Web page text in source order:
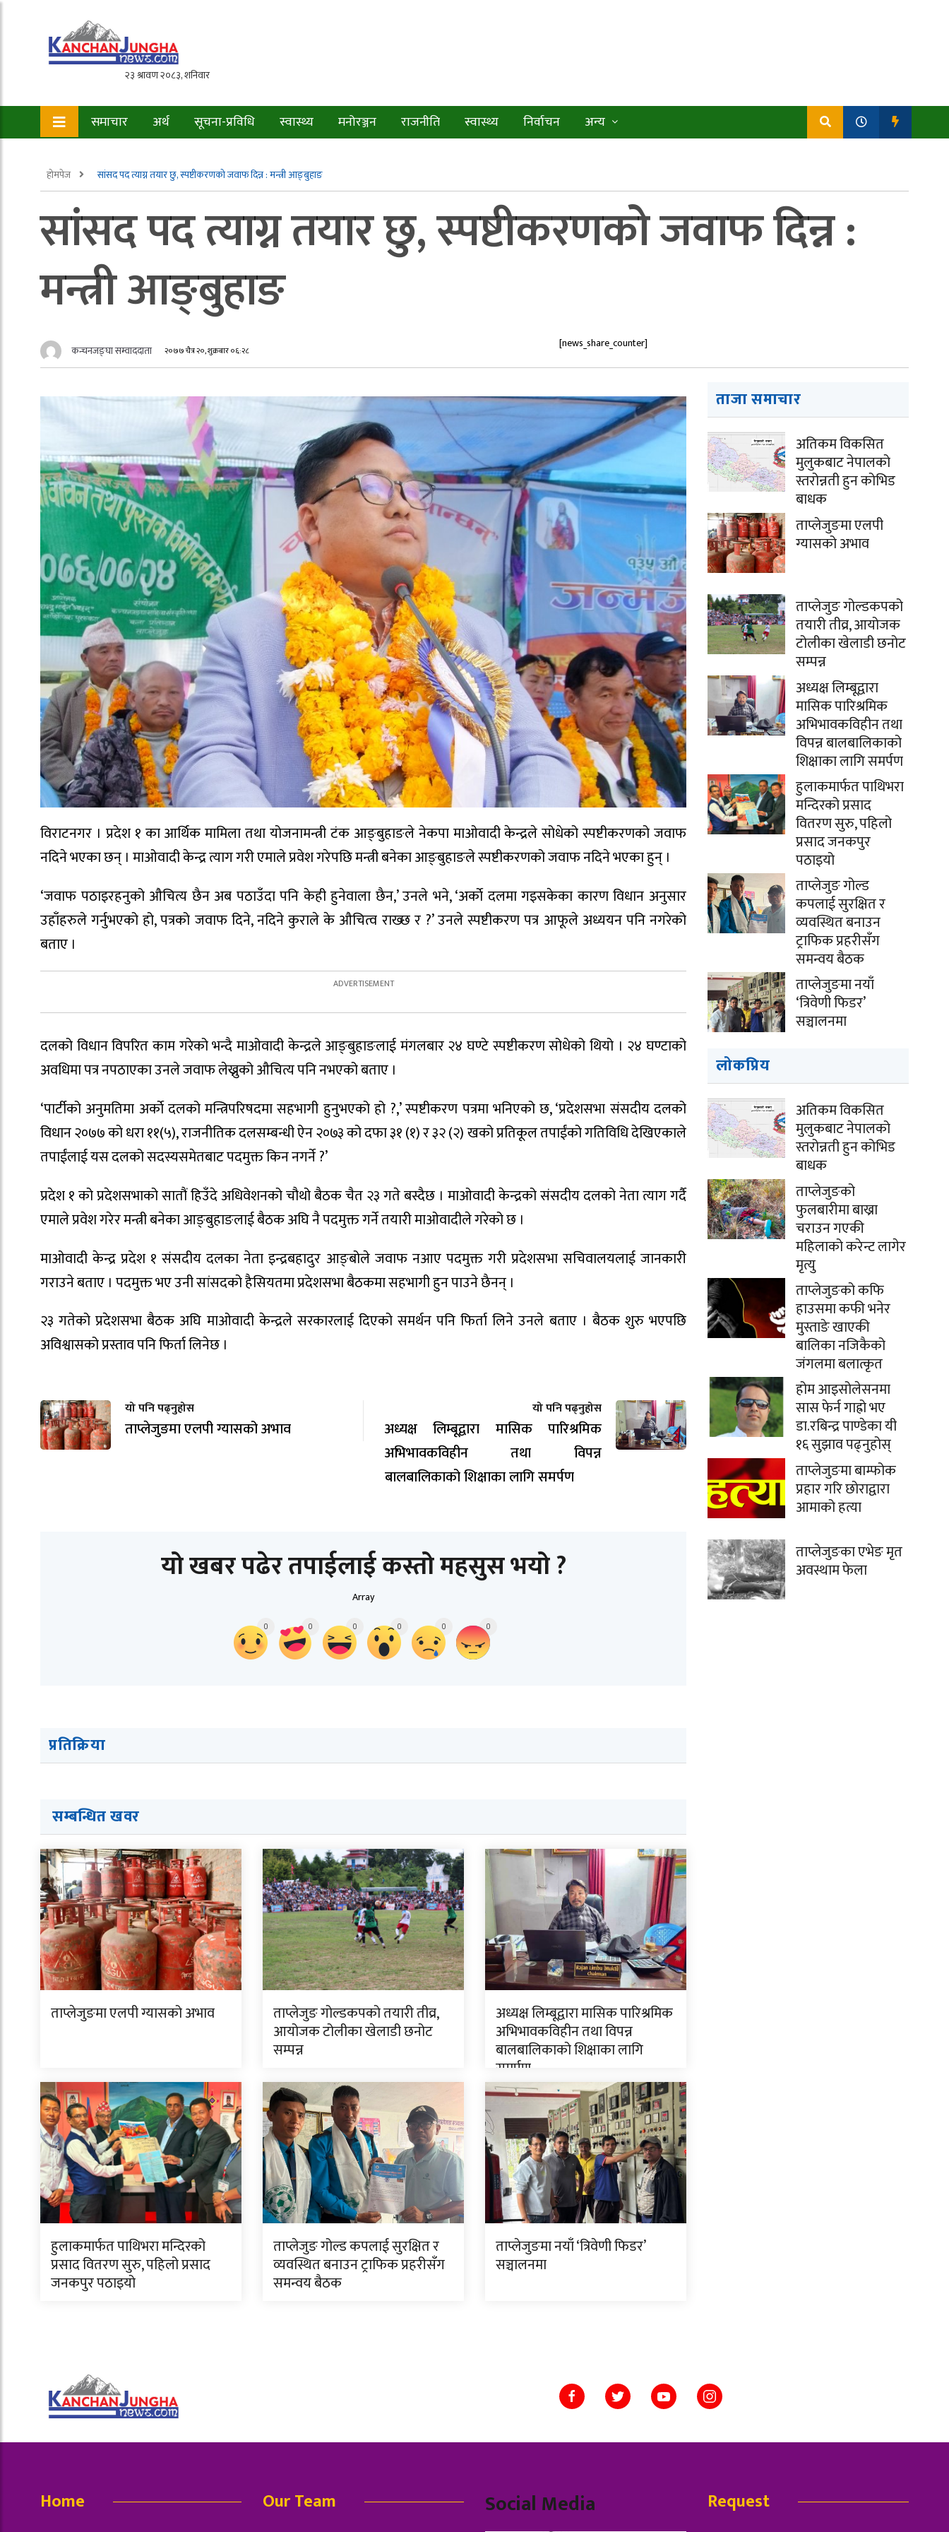
समाचार अर्थ सूचना-प्रविधि स्वास्थ्य मनोरञ्जन राजनीति स्वास्थ्य निर्वाचन अन्य
होमपेज सांसद पद त्याग्न तयार छु, स्पष्टीकरणको जवाफ दिन्न : मन्त्री आङ्बुहाङ
सांसद पद त्याग्न तयार छु, स्पष्टीकरणको जवाफ दिन्न :
मन्त्री आङ्बुहाङ
कन्चनजङ्घा सम्वाददाता २०७७ चैत्र २०, शुक्रबार ०६:२८ [news_share_counter]
विराटनगर । प्रदेश १ का आर्थिक मामिला तथा योजनामन्त्री टंक आङ्बुहाङले नेकपा माओवादी केन्द्रले सोधेको स्पष्टीकरणको जवाफ
नदिने भएका छन् । माओवादी केन्द्र त्याग गरी एमाले प्रवेश गरेपछि मन्त्री बनेका आङ्बुहाङले स्पष्टीकरणको जवाफ नदिने भएका हुन् ।
‘जवाफ पठाइरहनुको औचित्य छैन अब पठाउँदा पनि केही हुनेवाला छैन,’ उनले भने, ‘अर्काे दलमा गइसकेका कारण विधान अनुसार
उहाँहरुले गर्नुभएको हो, पत्रको जवाफ दिने, नदिने कुराले के औचित्व राख्छ र ?’ उनले स्पष्टीकरण पत्र आफूले अध्ययन पनि नगरेको
बताए ।
दलको विधान विपरित काम गरेको भन्दै माओवादी केन्द्रले आङ्बुहाङलाई मंगलबार २४ घण्टे स्पष्टीकरण सोधेको थियो । २४ घण्टाको
अवधिमा पत्र नपठाएका उनले जवाफ लेख्नुको औचित्य पनि नभएको बताए ।
‘पार्टीको अनुमतिमा अर्काे दलको मन्त्रिपरिषदमा सहभागी हुनुभएको हो ?,’ स्पष्टीकरण पत्रमा भनिएको छ, ‘प्रदेशसभा संसदीय दलको
विधान २०७७ को धरा ११(५), राजनीतिक दलसम्बन्धी ऐन २०७३ को दफा ३१ (१) र ३२ (२) खको प्रतिकूल तपाईंको गतिविधि देखिएकाले
तपाईंलाई यस दलको सदस्यसमेतबाट पदमुक्त किन नगर्ने ?’
प्रदेश १ को प्रदेशसभाको सातौं हिउँदे अधिवेशनको चौथो बैठक चैत २३ गते बस्दैछ । माओवादी केन्द्रको संसदीय दलको नेता त्याग गर्दै
एमाले प्रवेश गरेर मन्त्री बनेका आङ्बुहाङलाई बैठक अघि नै पदमुक्त गर्ने तयारी माओवादीले गरेको छ ।
माओवादी केन्द्र प्रदेश १ संसदीय दलका नेता इन्द्रबहादुर आङ्बोले जवाफ नआए पदमुक्त गरी प्रदेशसभा सचिवालयलाई जानकारी
गराउने बताए । पदमुक्त भए उनी सांसदको हैसियतमा प्रदेशसभा बैठकमा सहभागी हुन पाउने छैनन् ।
२३ गतेको प्रदेशसभा बैठक अघि माओवादी केन्द्रले सरकारलाई दिएको समर्थन पनि फिर्ता लिने उनले बताए । बैठक शुरु भएपछि
अविश्वासको प्रस्ताव पनि फिर्ता लिनेछ ।
यो पनि पढ्नुहोस
ताप्लेजुङमा एलपी ग्यासको अभाव
यो पनि पढ्नुहोस
अध्यक्ष लिम्बूद्वारा मासिक पारिश्रमिक
अभिभावकविहीन तथा विपन्न
बालबालिकाको शिक्षाका लागि समर्पण
यो खबर पढेर तपाईलाई कस्तो महसुस भयो ?
Array
0 0 0 0 0 0
प्रतिक्रिया
सम्बन्धित खवर
ताप्लेजुङमा एलपी ग्यासको अभाव ताप्लेजुङ गोल्डकपको तयारी तीव्र,
आयोजक टोलीका खेलाडी छनोट
सम्पन्न
अध्यक्ष लिम्बूद्वारा मासिक पारिश्रमिक
अभिभावकविहीन तथा विपन्न
बालबालिकाको शिक्षाका लागि
समर्पण
हुलाकमार्फत पाथिभरा मन्दिरको
प्रसाद वितरण सुरु, पहिलो प्रसाद
जनकपुर पठाइयो
ताप्लेजुङ गोल्ड कपलाई सुरक्षित र
व्यवस्थित बनाउन ट्राफिक प्रहरीसँग
समन्वय बैठक
ताप्लेजुङमा नयाँ ‘त्रिवेणी फिडर’
सञ्चालनमा
ताजा समाचार
अतिकम विकसित
मुलुकबाट नेपालको
स्तरोन्नती हुन कोभिड
बाधक
ताप्लेजुङमा एलपी
ग्यासको अभाव
ताप्लेजुङ गोल्डकपको
तयारी तीव्र, आयोजक
टोलीका खेलाडी छनोट
सम्पन्न
अध्यक्ष लिम्बूद्वारा
मासिक पारिश्रमिक
अभिभावकविहीन तथा
विपन्न बालबालिकाको
शिक्षाका लागि समर्पण
हुलाकमार्फत पाथिभरा
मन्दिरको प्रसाद
वितरण सुरु, पहिलो
प्रसाद जनकपुर
पठाइयो
ताप्लेजुङ गोल्ड
कपलाई सुरक्षित र
व्यवस्थित बनाउन
ट्राफिक प्रहरीसँग
समन्वय बैठक
ताप्लेजुङमा नयाँ
‘त्रिवेणी फिडर’
सञ्चालनमा
लोकप्रिय
अतिकम विकसित
मुलुकबाट नेपालको
स्तरोन्नती हुन कोभिड
बाधक
ताप्लेजुङको
फुलबारीमा बाख्रा
चराउन गएकी
महिलाको करेन्ट लागेर
मृत्यु
ताप्लेजुङको कफि
हाउसमा कफी भनेर
मुस्ताङे खाएकी
बालिका नजिकैको
जंगलमा बलात्कृत
होम आइसोलेसनमा
सास फेर्न गाह्रो भए
डा.रबिन्द्र पाण्डेका यी
१६ सुझाव पढ्नुहोस्
ताप्लेजुङमा बाम्फोक
प्रहार गरि छोराद्वारा
आमाको हत्या
ताप्लेजुङका एभेङ मृत
अवस्थाम फेला
Home Our Team Social Media Request